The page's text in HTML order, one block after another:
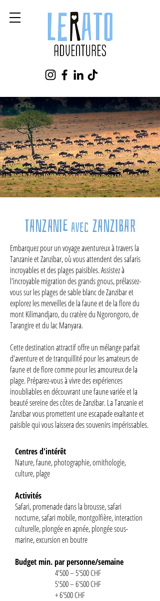
TANZANIE avec ZANZIBAR
Embarquez pour un voyage aventureux à travers la
Tanzanie et Zanzibar, où vous attendent des safaris
incroyables et des plages paisibles. Assistez à
l'incroyable migration des grands gnous, prélassez-
vous sur les plages de sable blanc de Zanzibar et
explorez les merveilles de la faune et de la flore du
mont Kilimandjaro, du cratère du Ngorongoro, de
Tarangire et du lac Manyara.
Cette destination attractif offre un mélange parfait
d'aventure et de tranquillité pour les amateurs de
faune et de flore comme pour les amoureux de la
plage. Préparez-vous à vivre des expériences
inoubliables en découvrant une faune variée et la
beauté sereine des côtes de Zanzibar. La Tanzanie et
Zanzibar vous promettent une escapade exaltante et
paisible qui vous laissera des souvenirs impérissables.
Centres d'intérêt
Nature, faune, photographie, ornithologie,
culture, plage
Activités
Safari, promenade dans la brousse, safari
nocturne, safari mobile, montgolfière, interaction
culturelle, plongée en apnée, plongée sous-
marine, excursion en boutre
Budget min. par personne/semaine
4'500 – 5'500 CHF
5'500 – 6'500 CHF
+ 6'500 CHF